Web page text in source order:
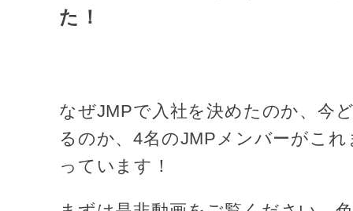
た！
なぜJMPで入社を決めたのか、今
るのか、4名のJMPメンバーがこ
っています！